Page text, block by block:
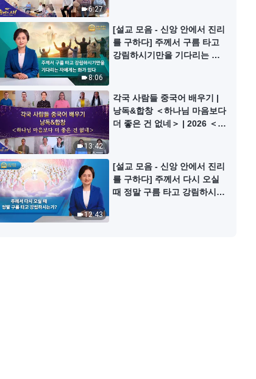
33:08
증 547회
37:54
열등감이 사라지다 | 그리스도인의
체험 간증 541회
38:37
위장하는 삶의 괴로움 | 그리스도인
의 체험 간증 543회
38:09
지나친 질투가 초래한 결과 | 그리
스도인의 체험 간증 542회
6:27
8:06
[설교 모음 - 신앙 안에서 진리
를 구하다] 주께서 구름 타고
강림하시기만을 기다리는 자
13:42
각국 사람들 중국어 배우기 |
낭독&합창 ＜하나님 마음보다
더 좋은 건 없네＞ | 2026 ＜찬
12:43
[설교 모음 - 신앙 안에서 진리
를 구하다] 주께서 다시 오실
때 정말 구름 타고 강림하시는